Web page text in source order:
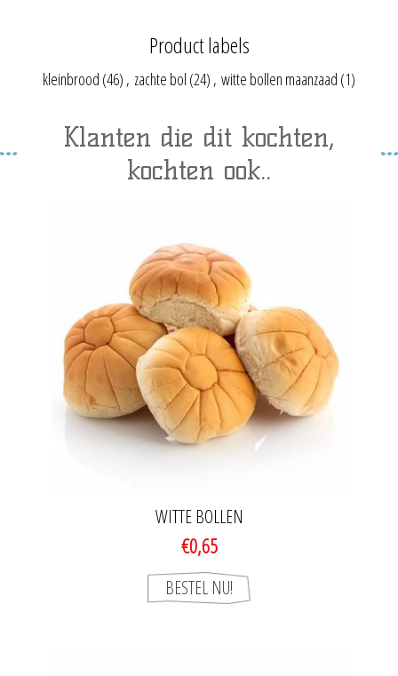
Product labels
kleinbrood (46) , zachte bol (24) , witte bollen maanzaad (1)
Klanten die dit kochten,
kochten ook..
WITTE BOLLEN
€0,65